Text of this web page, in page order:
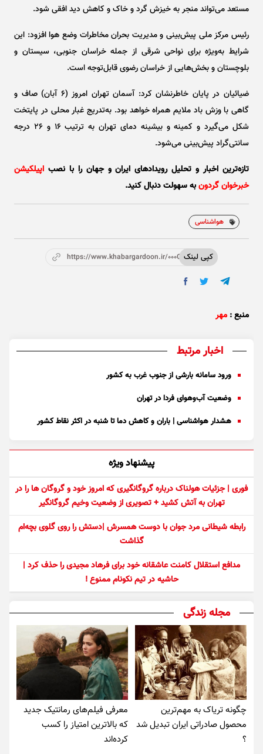
مستعد می‌تواند منجر به خیزش گرد و خاک و کاهش دید افقی شود.
رئیس مرکز ملی پیش‌بینی و مدیریت بحران مخاطرات وضع هوا افزود: این
شرایط به‌ویژه برای نواحی شرقی از جمله خراسان جنوبی، سیستان و
بلوچستان و بخش‌هایی از خراسان رضوی قابل‌توجه است.
ضیائیان در پایان خاطرنشان کرد: آسمان تهران امروز (۶ آبان) صاف و
گاهی با وزش باد ملایم همراه خواهد بود. به‌تدریج غبار محلی در پایتخت
شکل می‌گیرد و کمینه و بیشینه دمای تهران به ترتیب ۱۶ و ۲۶ درجه
سانتی‌گراد پیش‌بینی می‌شود.
تازه‌ترین اخبار و تحلیل‌ رویدادهای ایران و جهان را با نصب اپیلکیشن
خبرخوان گردونبه سهولت دنبال کنید.
هواشناسی
کپی لینکhttps://www.khabargardoon.ir/000OXU
منبع : مهر
اخبار مرتبط
ورود سامانه بارشی از جنوب غرب به کشور
وضعیت آب‌وهوای فردا در تهران
هشدار هواشناسی | باران و کاهش دما تا شنبه در اکثر نقاط کشور
پیشنهاد ویژه
فوری | جزئیات هولناک درباره گروگانگیری که امروز خود و گروگان ها را در
تهران به آتش کشید + تصویری از وضعیت وخیم گروگانگیر
رابطه شیطانی مرد جوان با دوست همسرش |دستش را روی گلوی بچه‌ام
گذاشت
مدافع استقلال کامنت عاشقانه خود برای فرهاد مجیدی را حذف کرد |
حاشیه در تیم نکونام ممنوع !
مجله زندگی
چگونه تریاک به مهم‌ترین
محصول صادراتی ایران تبدیل شد
؟
معرفی فیلم‌های رمانتیک جدید
که بالاترین امتیاز را کسب
کرده‌اند